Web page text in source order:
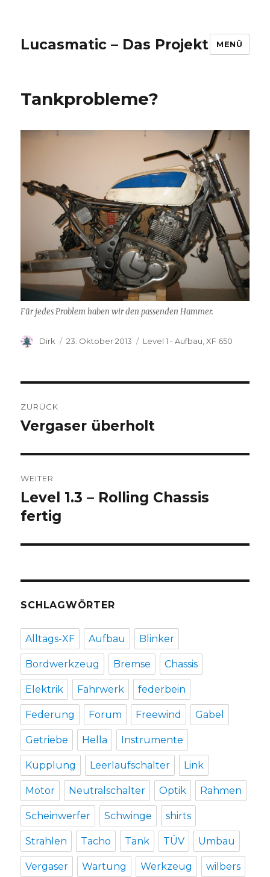
Lucasmatic – Das Projekt MENÜ
Tankprobleme?
Für jedes Problem haben wir den passenden Hammer.
Autor
Dirk
Veröffentlicht
23. Oktober 2013 Kategorien
Level 1 - Aufbau,XF 650
ZURÜCK
Vorheriger
Vergaser überholt
WEITER
Nächster
Beitrag:
Level 1.3 – Rolling Chassis
fertig
SCHLAGWÖRTER
Alltags-XF Aufbau Blinker
Bordwerkzeug Bremse Chassis
Elektrik Fahrwerk federbein
Federung Forum Freewind Gabel
Getriebe Hella Instrumente
Kupplung Leerlaufschalter Link
Motor Neutralschalter Optik Rahmen
Scheinwerfer Schwinge shirts
Strahlen Tacho Tank TÜV Umbau
Vergaser Wartung Werkzeug wilbers